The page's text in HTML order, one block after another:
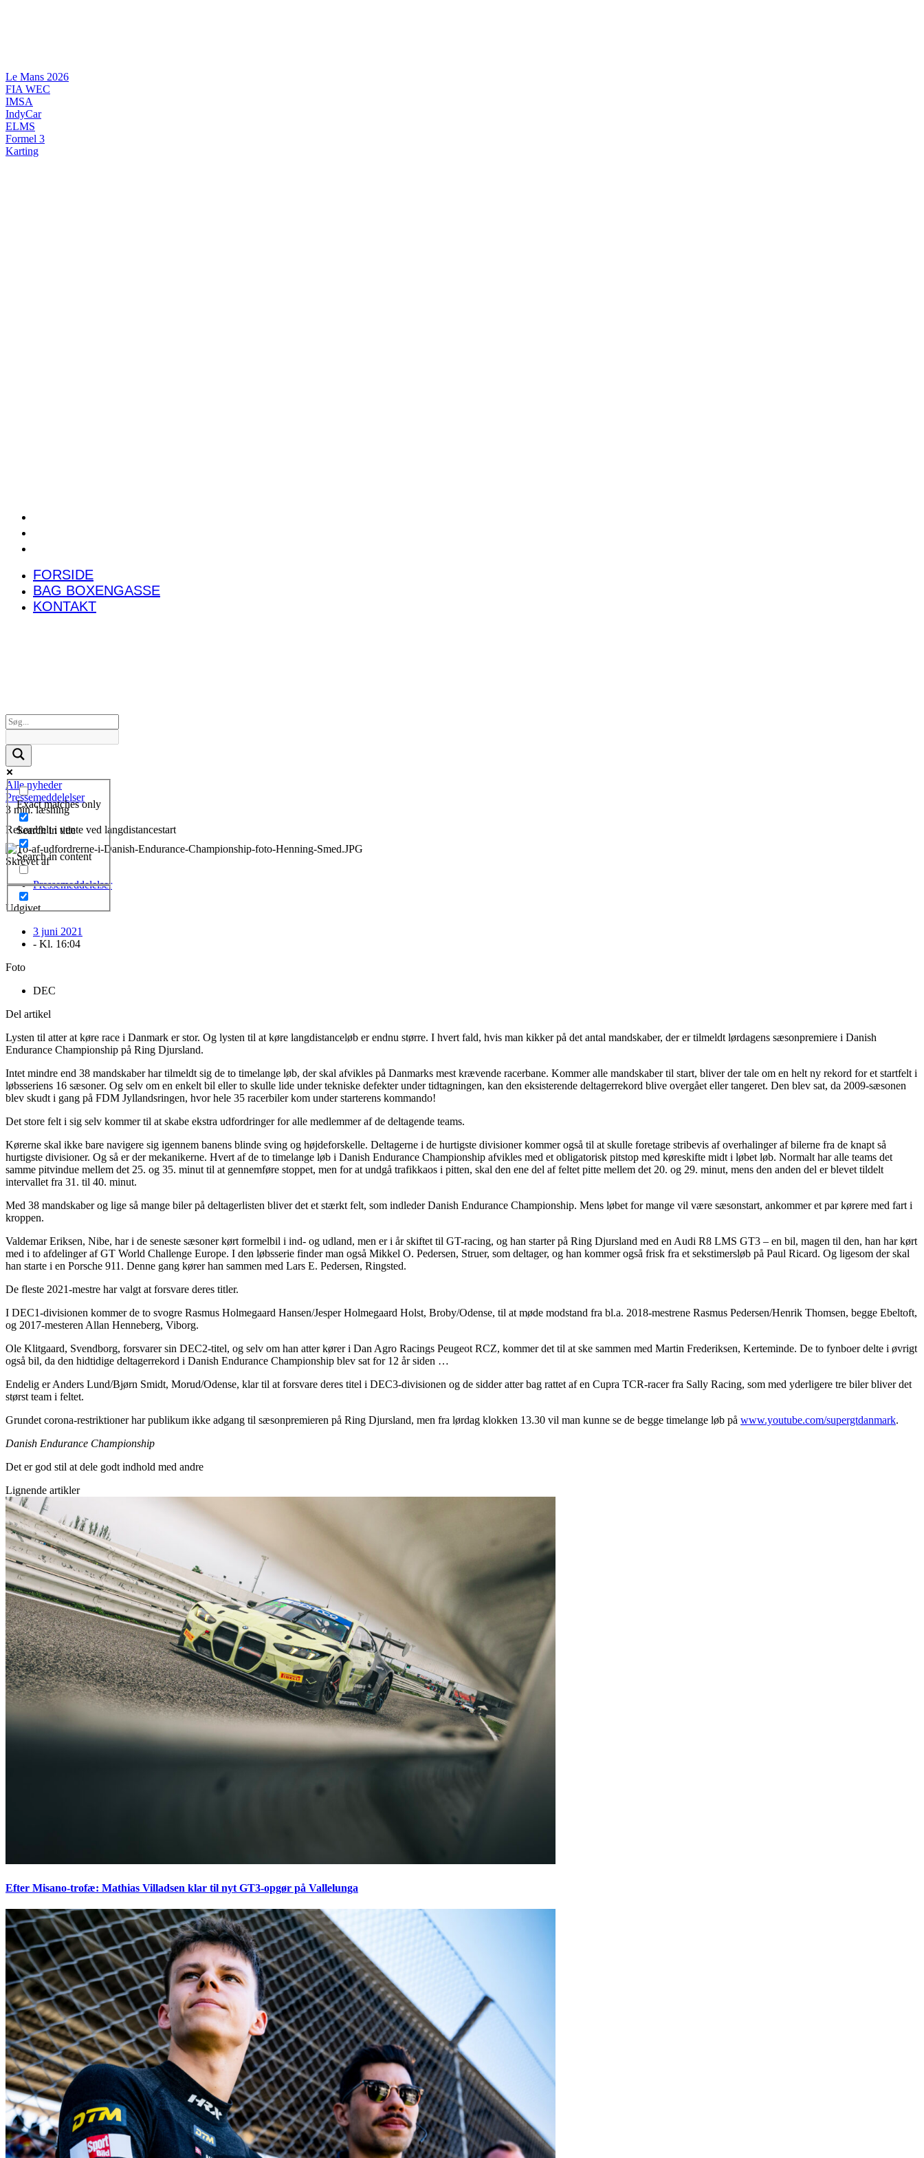
Le Mans 2026
FIA WEC
IMSA
IndyCar
ELMS
Formel 3
Karting
FORSIDE
BAG BOXENGASSE
KONTAKT
Exact matches only
Search in title
Search in content
Alle nyheder
Pressemeddelelser
3 min. læsning
Rekordfelt i vente ved langdistancestart
Skrevet af
Pressemeddelelser
Udgivet
3 juni 2021
- Kl. 16:04
Foto
DEC
Del artikel
Lysten til atter at køre race i Danmark er stor. Og lysten til at køre langdistanceløb er endnu større. I hvert fald, hvis man kikker på det antal mandskaber, der er tilmeldt lørdagens sæsonpremiere i Danish
Endurance Championship på Ring Djursland.
Intet mindre end 38 mandskaber har tilmeldt sig de to timelange løb, der skal afvikles på Danmarks mest krævende racerbane. Kommer alle mandskaber til start, bliver der tale om en helt ny rekord for et startfelt i
løbsseriens 16 sæsoner. Og selv om en enkelt bil eller to skulle lide under tekniske defekter under tidtagningen, kan den eksisterende deltagerrekord blive overgået eller tangeret. Den blev sat, da 2009-sæsonen
blev skudt i gang på FDM Jyllandsringen, hvor hele 35 racerbiler kom under starterens kommando!
Det store felt i sig selv kommer til at skabe ekstra udfordringer for alle medlemmer af de deltagende teams.
Kørerne skal ikke bare navigere sig igennem banens blinde sving og højdeforskelle. Deltagerne i de hurtigste divisioner kommer også til at skulle foretage stribevis af overhalinger af bilerne fra de knapt så
hurtigste divisioner. Og så er der mekanikerne. Hvert af de to timelange løb i Danish Endurance Championship afvikles med et obligatorisk pitstop med køreskifte midt i løbet løb. Normalt har alle teams det
samme pitvindue mellem det 25. og 35. minut til at gennemføre stoppet, men for at undgå trafikkaos i pitten, skal den ene del af feltet pitte mellem det 20. og 29. minut, mens den anden del er blevet tildelt
intervallet fra 31. til 40. minut.
Med 38 mandskaber og lige så mange biler på deltagerlisten bliver det et stærkt felt, som indleder Danish Endurance Championship. Mens løbet for mange vil være sæsonstart, ankommer et par kørere med fart i
kroppen.
Valdemar Eriksen, Nibe, har i de seneste sæsoner kørt formelbil i ind- og udland, men er i år skiftet til GT-racing, og han starter på Ring Djursland med en Audi R8 LMS GT3 – en bil, magen til den, han har kørt
med i to afdelinger af GT World Challenge Europe. I den løbsserie finder man også Mikkel O. Pedersen, Struer, som deltager, og han kommer også frisk fra et sekstimersløb på Paul Ricard. Og ligesom der skal
han starte i en Porsche 911. Denne gang kører han sammen med Lars E. Pedersen, Ringsted.
De fleste 2021-mestre har valgt at forsvare deres titler.
I DEC1-divisionen kommer de to svogre Rasmus Holmegaard Hansen/Jesper Holmegaard Holst, Broby/Odense, til at møde modstand fra bl.a. 2018-mestrene Rasmus Pedersen/Henrik Thomsen, begge Ebeltoft,
og 2017-mesteren Allan Henneberg, Viborg.
Ole Klitgaard, Svendborg, forsvarer sin DEC2-titel, og selv om han atter kører i Dan Agro Racings Peugeot RCZ, kommer det til at ske sammen med Martin Frederiksen, Kerteminde. De to fynboer delte i øvrigt
også bil, da den hidtidige deltagerrekord i Danish Endurance Championship blev sat for 12 år siden …
Endelig er Anders Lund/Bjørn Smidt, Morud/Odense, klar til at forsvare deres titel i DEC3-divisionen og de sidder atter bag rattet af en Cupra TCR-racer fra Sally Racing, som med yderligere tre biler bliver det
størst team i feltet.
Grundet corona-restriktioner har publikum ikke adgang til sæsonpremieren på Ring Djursland, men fra lørdag klokken 13.30 vil man kunne se de begge timelange løb på www.youtube.com/supergtdanmark.
Danish Endurance Championship
Det er god stil at dele godt indhold med andre
Lignende artikler
Efter Misano-trofæ: Mathias Villadsen klar til nyt GT3-opgør på Vallelunga